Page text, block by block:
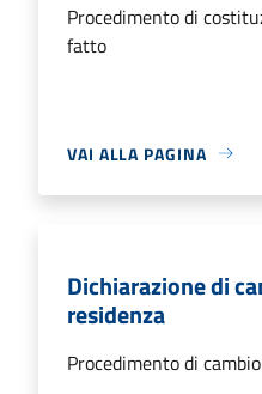
Procedimento di
fatto
VAI ALLA PAGINA
Dichiarazione di
residenza
Procedimento di